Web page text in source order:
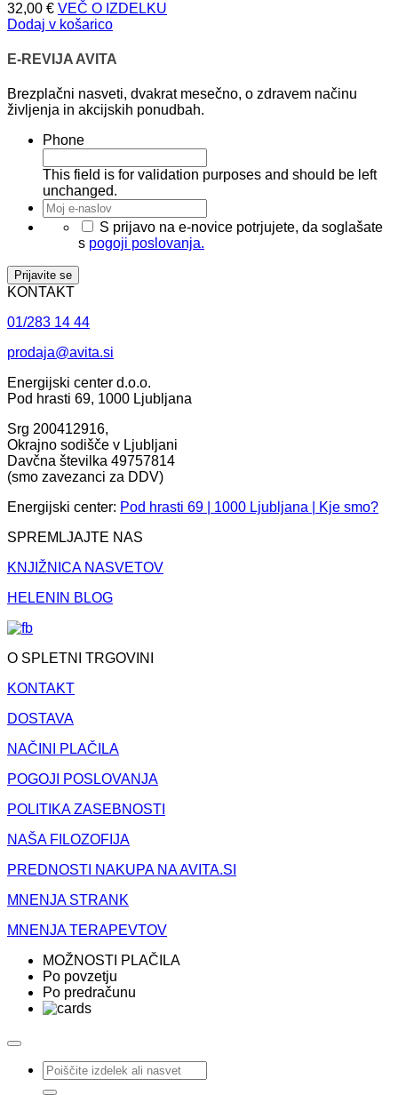
32,00 € VEČ O IZDELKU
Dodaj v košarico
E-REVIJA AVITA
Brezplačni nasveti, dvakrat mesečno, o zdravem načinu
življenja in akcijskih ponudbah.
Phone
This field is for validation purposes and should be left
unchanged.
Moj
e-
naslov*
S prijavo na e-novice potrjujete, da soglašate
s pogoji poslovanja.
KONTAKT
01/283 14 44
prodaja@avita.si
Energijski center d.o.o.
Pod hrasti 69, 1000 Ljubljana
Srg 200412916,
Okrajno sodišče v Ljubljani
Davčna številka 49757814
(smo zavezanci za DDV)
Energijski center: Pod hrasti 69 | 1000 Ljubljana | Kje smo?
SPREMLJAJTE NAS
KNJIŽNICA NASVETOV
HELENIN BLOG
O SPLETNI TRGOVINI
KONTAKT
DOSTAVA
NAČINI PLAČILA
POGOJI POSLOVANJA
POLITIKA ZASEBNOSTI
NAŠA FILOZOFIJA
PREDNOSTI NAKUPA NA AVITA.SI
MNENJA STRANK
MNENJA TERAPEVTOV
MOŽNOSTI PLAČILA
Po povzetju
Po predračunu
Išči: